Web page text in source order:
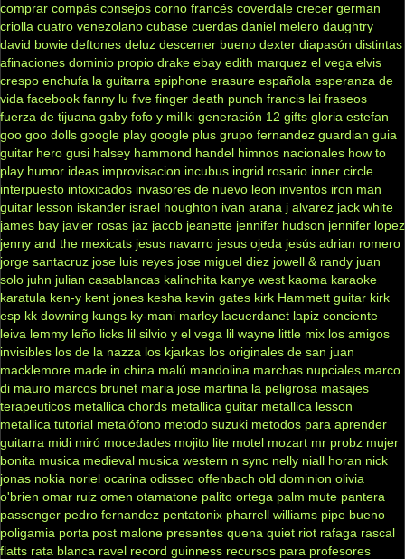
comprar compás consejos corno francés coverdale crecer german
criolla cuatro venezolano cubase cuerdas daniel melero daughtry
david bowie deftones deluz descemer bueno dexter diapasón distintas
afinaciones dominio propio drake ebay edith marquez el vega elvis
crespo enchufa la guitarra epiphone erasure española esperanza de
vida facebook fanny lu five finger death punch francis lai fraseos
fuerza de tijuana gaby fofo y miliki generación 12 gifts gloria estefan
goo goo dolls google play google plus grupo fernandez guardian guia
guitar hero gusi halsey hammond handel himnos nacionales how to
play humor ideas improvisacion incubus ingrid rosario inner circle
interpuesto intoxicados invasores de nuevo leon inventos iron man
guitar lesson iskander israel houghton ivan arana j alvarez jack white
james bay javier rosas jaz jacob jeanette jennifer hudson jennifer lopez
jenny and the mexicats jesus navarro jesus ojeda jesús adrian romero
jorge santacruz jose luis reyes jose miguel diez jowell & randy juan
solo juhn julian casablancas kalinchita kanye west kaoma karaoke
karatula ken-y kent jones kesha kevin gates kirk Hammett guitar kirk
esp kk downing kungs ky-mani marley lacuerdanet lapiz conciente
leiva lemmy leño licks lil silvio y el vega lil wayne little mix los amigos
invisibles los de la nazza los kjarkas los originales de san juan
macklemore made in china malú mandolina marchas nupciales marco
di mauro marcos brunet maria jose martina la peligrosa masajes
terapeuticos metallica chords metallica guitar metallica lesson
metallica tutorial metalófono metodo suzuki metodos para aprender
guitarra midi miró mocedades mojito lite motel mozart mr probz mujer
bonita musica medieval musica western n sync nelly niall horan nick
jonas nokia noriel ocarina odisseo offenbach old dominion olivia
o'brien omar ruiz omen otamatone palito ortega palm mute pantera
passenger pedro fernandez pentatonix pharrell williams pipe bueno
poligamia porta post malone presentes quena quiet riot rafaga rascal
flatts rata blanca ravel record guinness recursos para profesores